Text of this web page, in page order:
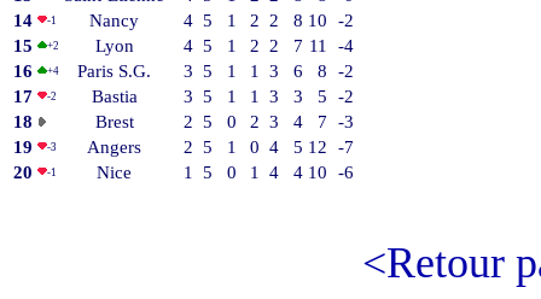
14
-1 Nancy 4 5 1 2 2 8 10
-2
15
+2 Lyon 4 5 1 2 2 7 11
-4
16
+4 Paris S.G. 3 5 1 1 3 6 8
-2
17
-2 Bastia 3 5 1 1 3 3 5
-2
18
Brest 2 5 0 2 3 4 7
-3
19
-3 Angers 2 5 1 0 4 5 12
-7
20
-1 Nice 1 5 0 1 4 4 10 -6
<Retour